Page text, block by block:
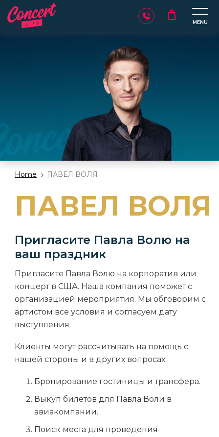
MENU
Home ПАВЕЛ ВОЛЯ
ПАВЕЛ ВОЛЯ
Пригласите Павла Волю на
ваш праздник
Пригласите Павла Волю на корпоратив или
концерт в США. Наша компания поможет с
организацией мероприятия. Мы обговорим с
артистом все условия и согласуем дату
выступления.
Клиенты могут рассчитывать на помощь с
нашей стороны и в других вопросах:
Бронирование гостиницы и трансфера.
Выкуп билетов для Павла Воли в
авиакомпании.
Поиск места для проведения